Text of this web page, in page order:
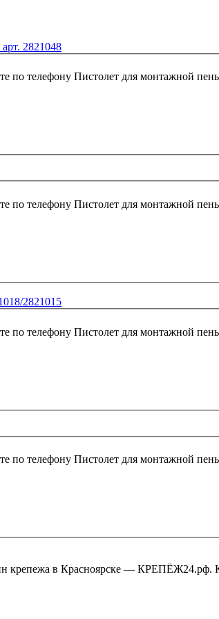
2821048
по телефону Пистолет для монтажной
по телефону Пистолет для монтажной
2821015
по телефону Пистолет для монтажной
по телефону Пистолет для монтажной
крепежа в Красноярске — КРЕПЁЖ24.рф.